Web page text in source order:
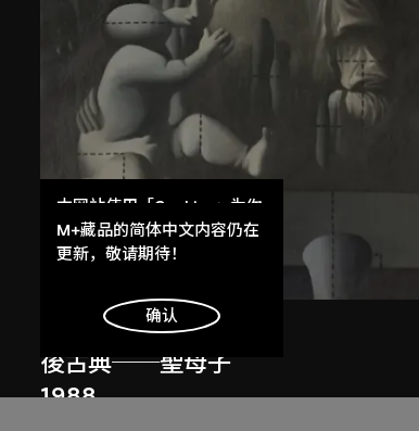
王廣義
後古典──聖母子
1988
本网站使用「Cookies」为你
提供最好的网站体验。
了解更多
明白
M+藏品的简体中文内容仍在
更新，敬请期待！
确认